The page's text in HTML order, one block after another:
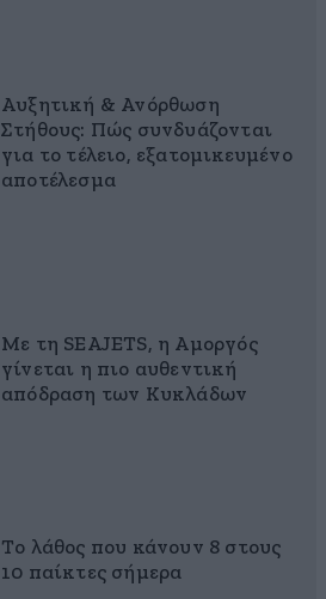
Αυξητική & Ανόρθωση
Στήθους: Πώς συνδυάζονται
για το τέλειο, εξατομικευμένο
αποτέλεσμα
Με τη SEAJETS, η Αμοργός
γίνεται η πιο αυθεντική
απόδραση των Κυκλάδων
Το λάθος που κάνουν 8 στους
10 παίκτες σήμερα